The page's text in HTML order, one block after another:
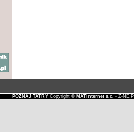
POZNAJ TATRYCopyright © MATinternet s.c. - Z-